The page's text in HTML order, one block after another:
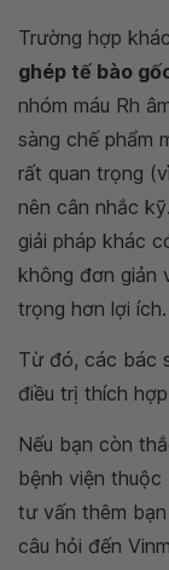
Trường hợp
ghép tế bào
nhóm máu Rh
sàng chế phẩm
rất quan trọng
nên cân nhắc
giải pháp khác
không đơn giản
trọng hơn lợi ích.
Từ đó, các bác
điều trị thích
Nếu bạn còn
bệnh viện thuộc
tư vấn thêm
câu hỏi đến